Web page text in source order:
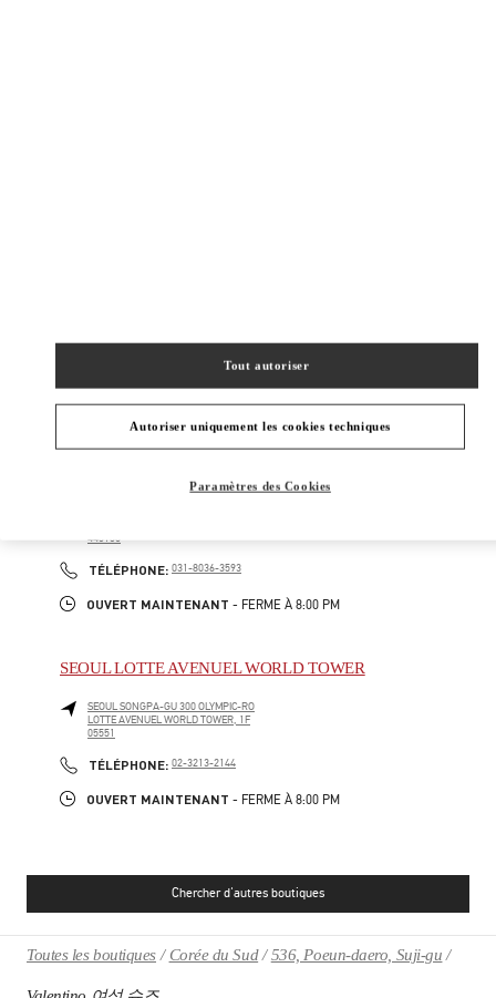
13529
031-5170-1149
OUVERT MAINTENANT- FERME À 8:00 PM
445150
TÉLÉPHONE: PHONE
031-8036-3593
OUVERT MAINTENANT - FERME À 8:00 PM
SEOUL LOTTE AVENUEL WORLD TOWER
SEOULSONGPA-GU300 OLYMPIC-RO
LOTTE AVENUEL WORLD TOWER, 1F
05551
TÉLÉPHONE: PHONE
02-3213-2144
OUVERT MAINTENANT - FERME À 8:00 PM
Chercher d'autres boutiques
Toutes les boutiques Corée du Sud 536, Poeun-daero, Suji-gu
Autoriser uniquement les cookies techniques
Tout autoriser
Paramètres des Cookies